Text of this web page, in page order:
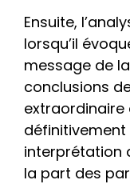
Ensuite,
lorsqu’il
message de la
conclusions
extraordinaire
interprétation
la part des